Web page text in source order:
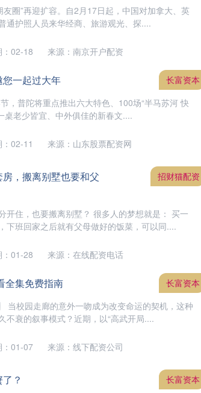
圈”再迎扩容。自2月17日起，中国对加拿大、英
通护照人员来华经商、旅游观光、探....
：02-18 来源：南京开户配资
一起过大年
，普陀将重点推出六大特色、100场“半马苏河 快
桌老少皆宜、中外俱佳的新春文....
长富资本
：02-11 来源：山东股票配资网
，搬离别墅也要和父
开住，也要搬离别墅？ 很多人的梦想就是： 买一
下班回家之后就有父母做好的饭菜，可以同....
招财猫配资
：01-28 来源：在线配资电话
全集免费指南
当校园走廊的意外一吻成为改变命运的契机，这种
不衰的叙事模式？近期，以“高武开局....
长富资本
：01-07 来源：线下配资公司
？ 长富资本